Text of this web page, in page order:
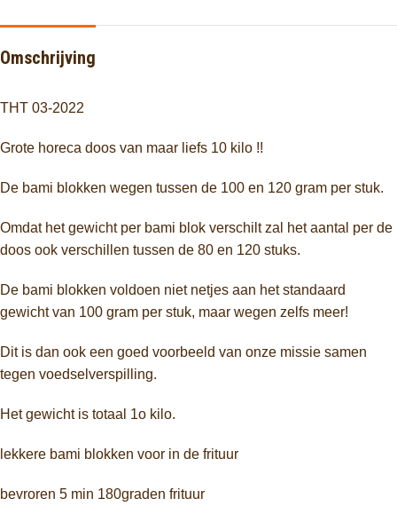
Omschrijving
THT 03-2022
Grote horeca doos van maar liefs 10 kilo !!
De bami blokken wegen tussen de 100 en 120 gram per stuk.
Omdat het gewicht per bami blok verschilt zal het aantal per de
doos ook verschillen tussen de 80 en 120 stuks.
De bami blokken voldoen niet netjes aan het standaard
gewicht van 100 gram per stuk, maar wegen zelfs meer!
Dit is dan ook een goed voorbeeld van onze missie samen
tegen voedselverspilling.
Het gewicht is totaal 1o kilo.
lekkere bami blokken voor in de frituur
bevroren 5 min 180graden frituur